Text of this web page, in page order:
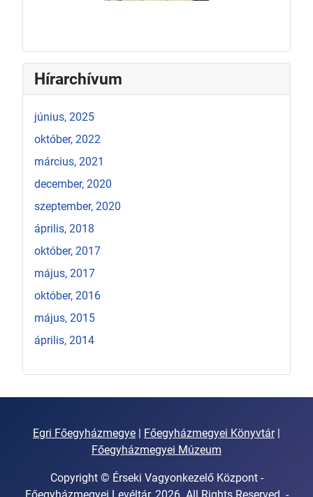
Hírarchívum
június, 2025
október, 2022
március, 2021
december, 2020
szeptember, 2020
április, 2018
október, 2017
május, 2017
október, 2016
május, 2015
április, 2014
Egri Főegyházmegye | Főegyházmegyei Könyvtár|
Főegyházmegyei Múzeum
Copyright © Érseki Vagyonkezelő Központ -